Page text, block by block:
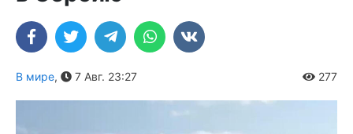
В мире, 7 Авг. 23:27 277